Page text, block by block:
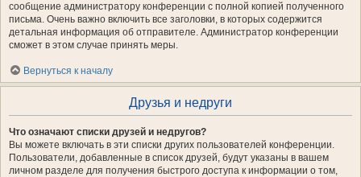
сообщение администратору конференции с полной копией полученного
письма. Очень важно включить все заголовки, в которых содержится
детальная информация об отправителе. Администратор конференции
сможет в этом случае принять меры.
Вернуться к началу
Друзья и недруги
Что означают списки друзей и недругов?
Вы можете включать в эти списки других пользователей конференции.
Пользователи, добавленные в список друзей, будут указаны в вашем
личном разделе для получения быстрого доступа к информации о том,